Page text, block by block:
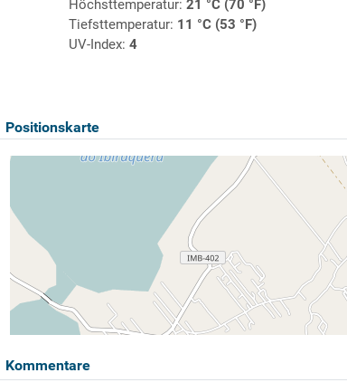
Höchsttemperatur: 21 °C (70 °F)
Tiefsttemperatur: 11 °C (53 °F)
UV-Index: 4
Positionskarte
Kommentare